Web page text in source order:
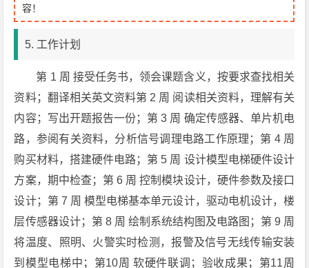
容！
5. 工作计划
第 1 周 接受任务书，领会课题含义，按要求查找相关
资料；翻译相关英文资料第 2 周 阅读相关资料，理解有关
内容；写出开题报告一份；第 3 周 确定传感器、单片机电
路，参阅有关资料，分析信号调理电路工作原理；第 4 周
购买材料，搭建硬件电路；第 5 周 设计模型电梯硬件设计
方案，期中检查；第 6 周 控制模块设计，硬件参数及接口
设计；第 7 周 模型电梯基本单元设计，驱动电机设计，楼
层传感器设计；第 8 周 绘制系统结构图及电路图；第 9 周
将温度、照明、火警实时检测，报警及信号无线传输安装
到模型电梯中；第10周 软硬件联调；验收成果；第11周